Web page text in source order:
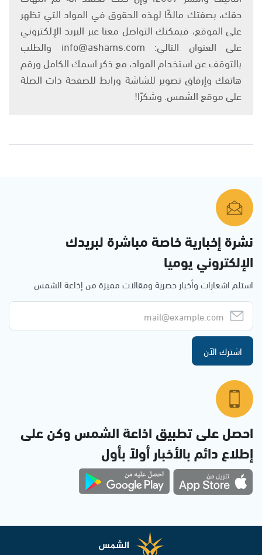
حقك، بصفتك مالكًا لهذه الحقوق في المواد التي تظهر
على الموقع، فيمكنك التواصل معنا عبر البريد الإلكتروني
على العنوان التالي: info@ashams.com والطلب
بالتوقف عن استخدام المواد، مع ذكر اسمك الكامل ورقم
هاتفك وإرفاق تصوير للشاشة ورابط للصفحة ذات الصلة
على موقع الشمس. وشكرًا!
نشرة إخبارية خاصة مباشرة لبريدك
الإلكتروني يوميا
استلم اشعارات وأخبار حصرية ومقالات مميزة من إذاعة الشمس
اشترك الآن
احصل على تطبيق اذاعة الشمس وكن على
إطلاع دائم بالأخبار أولاً بأول